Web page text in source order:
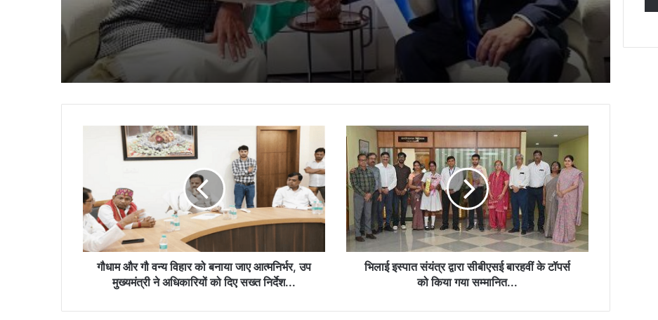
ईरान पर नए हमले की तैयारी कर रहा है अमेरिका?
WSJ की रिपोर्ट में किया गया बड़ा दावा…
अमेरिका-ईरान की जंग में अबतक कितने भारतीयों ने
रूस ने यूक्रेन की राजधानी कीव समेत कई शहरों को
दहलाया, मिसाइलों से किया हमला, जेलेंस्की ने पहले
ही जताया था डर
‘कोई तय नहीं करेगा कि अमेरिका क्या बेचेगा’, F-35
डील पर ट्रंप ने नेतन्याहू को दिया जवाब
विहार
को
बनाया
जाए
आत्मनिर्भर,
मुख्यमंत्री
अधिकारियों
गौधाम और गौ वन्य विहार को बनाया जाए आत्मनिर्भर, उप
मुख्यमंत्री ने अधिकारियों को दिए सख्त निर्देश...
इस्पात
संयंत्र
द्वारा
सीबीएसई
बारहवीं
टॉपर्स
को
भिलाई इस्पात संयंत्र द्वारा सीबीएसई बारहवीं के टॉपर्स
को किया गया सम्मानित...